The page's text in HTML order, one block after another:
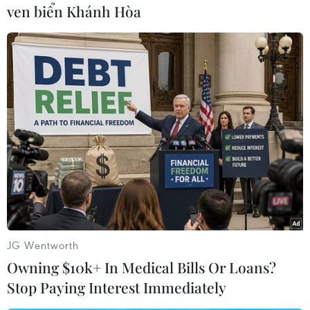
#Ngày Môi trường Thế giới
#Chương trình Môi trường Liên hợp quốc
#Hành động vì khí hậu
Theo dõi VietnamPlus
ven biển Khánh Hòa
JG Wentworth
Owning $10k+ In Medical Bills Or Loans?
Stop Paying Interest Immediately